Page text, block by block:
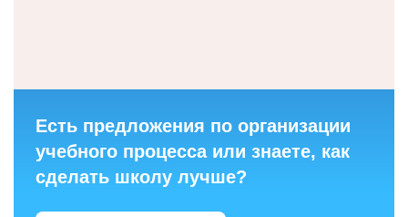
Есть предложения по организации
учебного процесса или знаете, как
сделать школу лучше?